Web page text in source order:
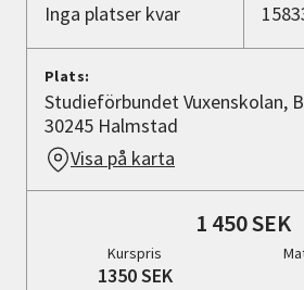
Inga platser kvar
Plats:
Studieförbundet Vuxenskolan,
30245 Halmstad
Visa på karta
1 450 SEK
Kurspris
1350 SEK